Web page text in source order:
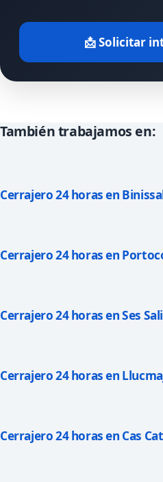
📩 Solicitar
También trabajamos en:
Cerrajero 24 horas en
Cerrajero 24 horas en
Cerrajero 24 horas en Ses
Cerrajero 24 horas en
Cerrajero 24 horas en Cas